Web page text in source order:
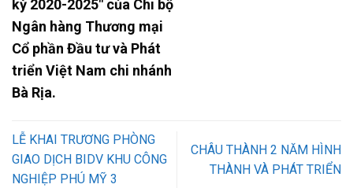
kỳ 2020-2025" của Chi bộ
Ngân hàng Thương mại
Cổ phần Đầu tư và Phát
triển Việt Nam chi nhánh
Bà Rịa.
LỄ KHAI TRƯƠNG PHÒNG
GIAO DỊCH BIDV KHU CÔNG
NGHIỆP PHÚ MỸ 3
CHÂU THÀNH 2 NĂM HÌNH
THÀNH VÀ PHÁT TRIỂN